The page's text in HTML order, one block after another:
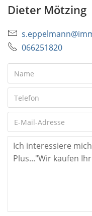
Dieter Mötzing
066251820